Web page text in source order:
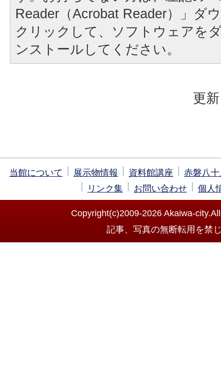
Reader（Acrobat Reader）」ダ
クリックして、ソフトウェアを
ンストールしてください。
更
当館について 展示物情報 資料館講座
赤磐八
リンク集
お問い合わせ 個人
Copyright(c)2009-2026 Akaiwa-
記事、写真の無断転用を禁